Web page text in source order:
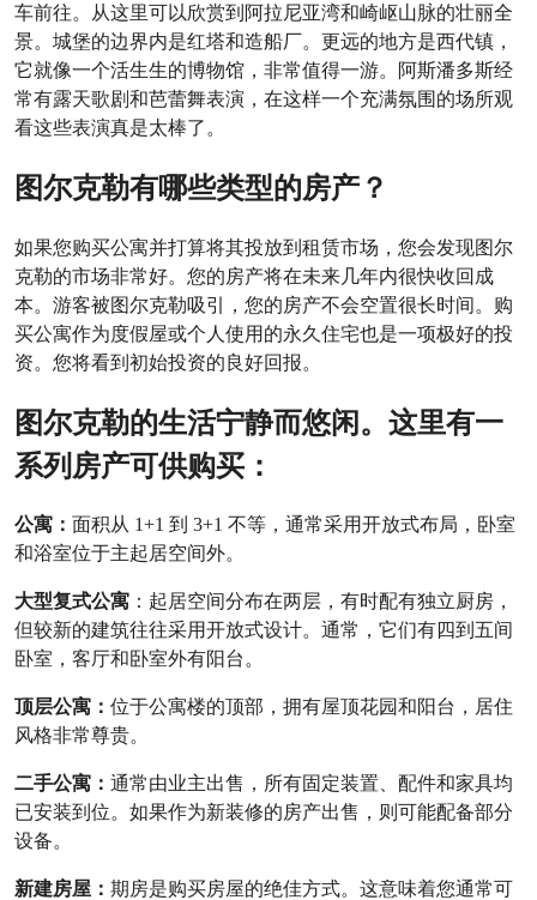
车前往。从这里可以欣赏到阿拉尼亚湾和崎岖山脉的壮丽全
景。城堡的边界内是红塔和造船厂。更远的地方是西代镇，
它就像一个活生生的博物馆，非常值得一游。阿斯潘多斯经
常有露天歌剧和芭蕾舞表演，在这样一个充满氛围的场所观
看这些表演真是太棒了。
图尔克勒有哪些类型的房产？
如果您购买公寓并打算将其投放到租赁市场，您会发现图尔
克勒的市场非常好。您的房产将在未来几年内很快收回成
本。游客被图尔克勒吸引，您的房产不会空置很长时间。购
买公寓作为度假屋或个人使用的永久住宅也是一项极好的投
资。您将看到初始投资的良好回报。
图尔克勒的生活宁静而悠闲。这里有一
系列房产可供购买：
公寓： 面积从 1+1 到 3+1 不等，通常采用开放式布局，卧室
和浴室位于主起居空间外。
大型复式公寓 ：起居空间分布在两层，有时配有独立厨房，
但较新的建筑往往采用开放式设计。通常，它们有四到五间
卧室，客厅和卧室外有阳台。
顶层公寓： 位于公寓楼的顶部，拥有屋顶花园和阳台，居住
风格非常尊贵。
二手公寓： 通常由业主出售，所有固定装置、配件和家具均
已安装到位。如果作为新装修的房产出售，则可能配备部分
设备。
新建房屋： 期房是购买房屋的绝佳方式。这意味着您通常可